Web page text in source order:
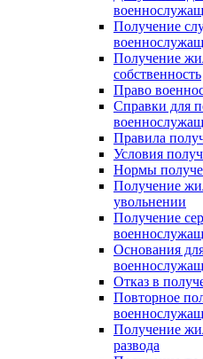
Получение
Получение
собственность
Право
Справки для
Правила
Условия
Нормы
Получение
увольнении
Получение
Основания
Отказ в
Повторное
Получение
развода